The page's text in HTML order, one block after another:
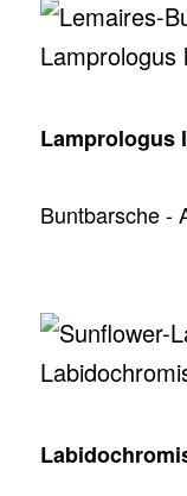
Lamprologus
Buntbarsche -